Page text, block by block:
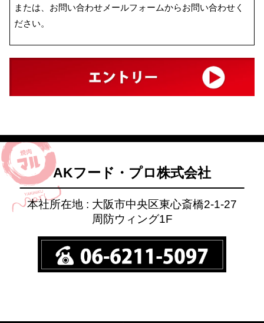
または、お問い合わせメールフォームからお問い合わせく
ださい。
AKフード・プロ株式会社
本社所在地 : 大阪市中央区東心斎橋2-1-27
周防ウィング1F